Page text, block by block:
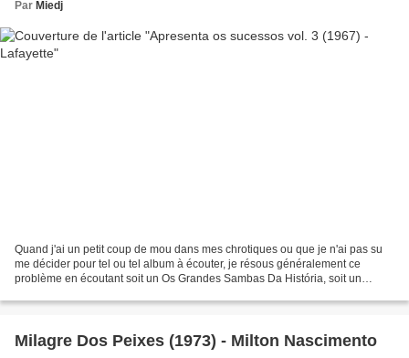
Par Miedj
Quand j'ai un petit coup de mou dans mes chrotiques ou que je n'ai pas su
me décider pour tel ou tel album à écouter, je résous généralement ce
problème en écoutant soit un Os Grandes Sambas Da História, soit un
Milagre Dos Peixes (1973) - Milton Nascimento